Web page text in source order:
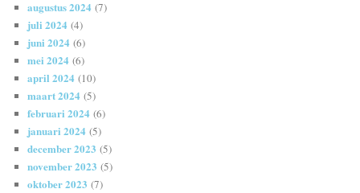
augustus 2024 (7)
juli 2024 (4)
juni 2024 (6)
mei 2024 (6)
april 2024 (10)
maart 2024 (5)
februari 2024 (6)
januari 2024 (5)
december 2023 (5)
november 2023 (5)
oktober 2023 (7)